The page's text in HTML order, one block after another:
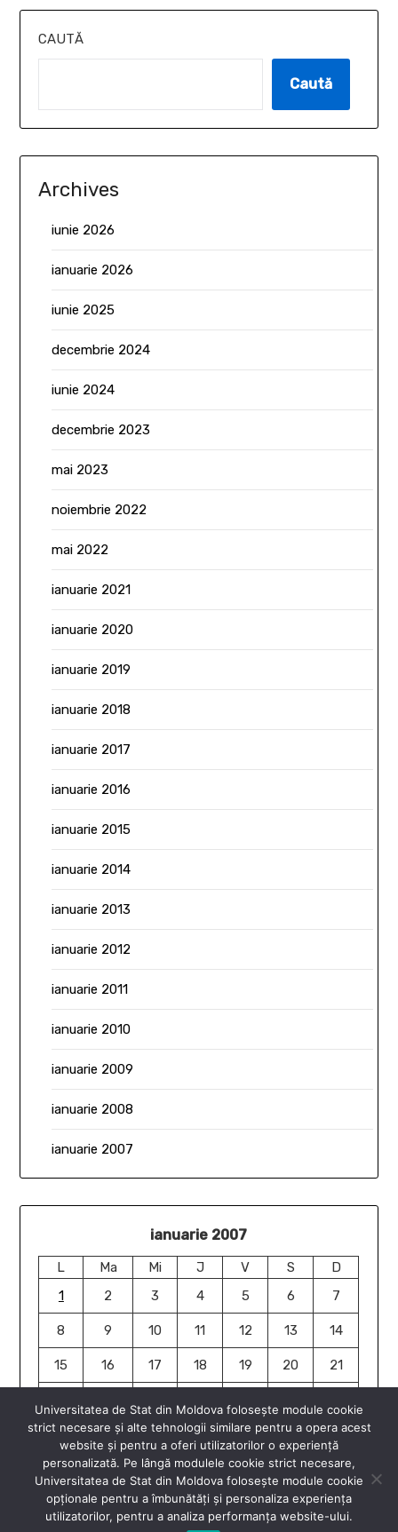
CAUTĂ
Caută
Archives
iunie 2026
ianuarie 2026
iunie 2025
decembrie 2024
iunie 2024
decembrie 2023
mai 2023
noiembrie 2022
mai 2022
ianuarie 2021
ianuarie 2020
ianuarie 2019
ianuarie 2018
ianuarie 2017
ianuarie 2016
ianuarie 2015
ianuarie 2014
ianuarie 2013
ianuarie 2012
ianuarie 2011
ianuarie 2010
ianuarie 2009
ianuarie 2008
ianuarie 2007
ianuarie 2007
L Ma Mi J V S
D
1
2 3 4 5 6 7
8 9 10 11 12 13 14
15 16 17 18 19 20 21
29 30
31
ian. »
Universitatea de Stat din Moldova folosește module cookie
strict necesare și alte tehnologii similare pentru a opera acest
website și pentru a oferi utilizatorilor o experiență
personalizată. Pe lângă modulele cookie strict necesare,
Universitatea de Stat din Moldova folosește module cookie
opționale pentru a îmbunătăți și personaliza experiența
utilizatorilor, pentru a analiza performanța website-ului.